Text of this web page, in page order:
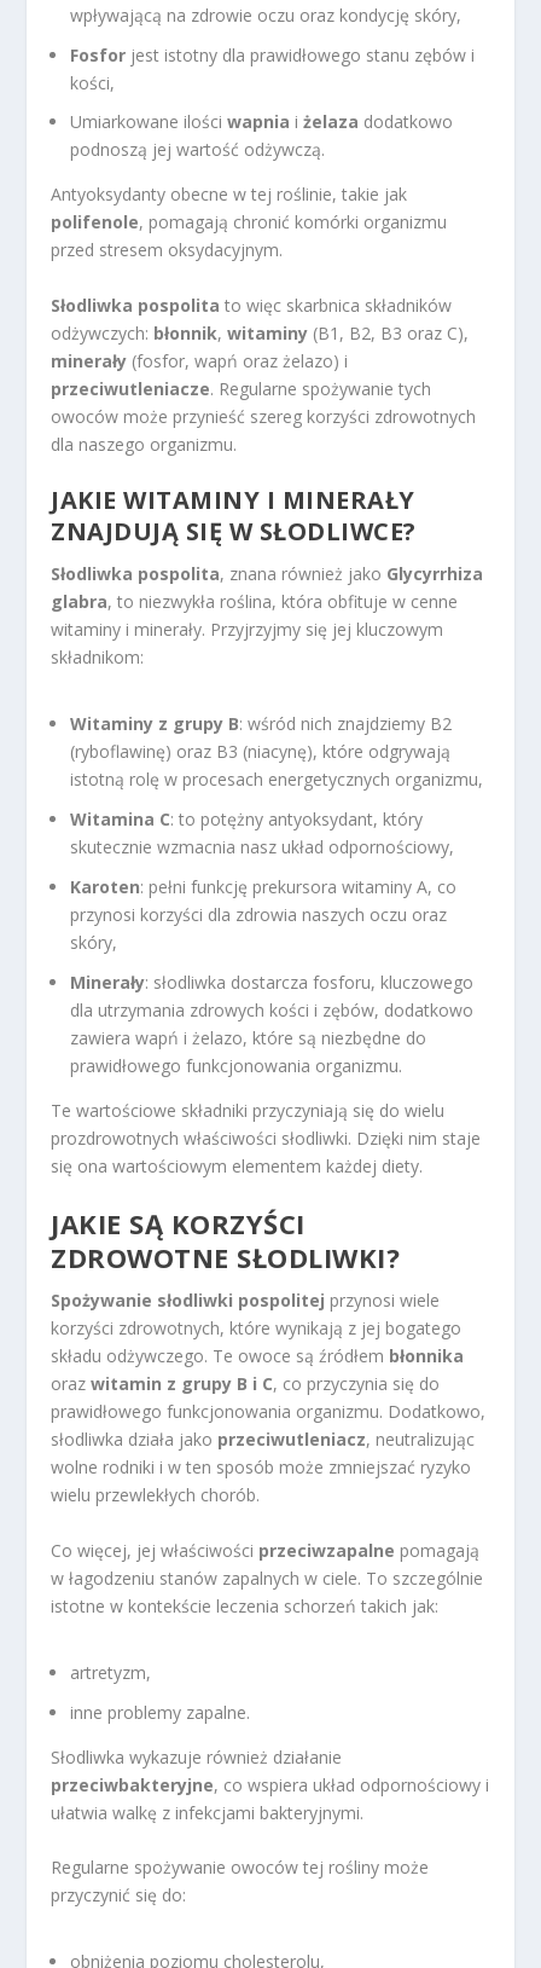
wpływającą na zdrowie oczu oraz kondycję skóry,
Fosfor jest istotny dla prawidłowego stanu zębów i
kości,
Umiarkowane ilościwapnia iżelaza dodatkowo
podnoszą jej wartość odżywczą.
Antyoksydanty obecne w tej roślinie, takie jak
polifenole, pomagają chronić komórki organizmu
przed stresem oksydacyjnym.
Słodliwka pospolita to więc skarbnica składników
odżywczych: błonnik,witaminy (B1, B2, B3 oraz C),
minerały (fosfor, wapń oraz żelazo) i
przeciwutleniacze. Regularne spożywanie tych
owoców może przynieść szereg korzyści zdrowotnych
dla naszego organizmu.
JAKIEWITAMINY I MINERAŁY
ZNAJDUJĄ SIĘ W SŁODLIWCE?
Słodliwka pospolita, znana również jako Glycyrrhiza
glabra, to niezwykła roślina, która obfituje w cenne
witaminy i minerały. Przyjrzyjmy się jej kluczowym
składnikom:
Witaminy z grupy B: wśród nich znajdziemy B2
(ryboflawinę) oraz B3 (niacynę), które odgrywają
istotną rolę w procesach energetycznych organizmu,
Witamina C: to potężny antyoksydant, który
skutecznie wzmacnia nasz układ odpornościowy,
Karoten: pełni funkcję prekursora witaminy A, co
przynosi korzyści dla zdrowia naszych oczu oraz
skóry,
Minerały: słodliwka dostarcza fosforu, kluczowego
dla utrzymania zdrowych kości i zębów, dodatkowo
zawiera wapń i żelazo, które są niezbędne do
prawidłowego funkcjonowania organizmu.
Te wartościowe składniki przyczyniają się do wielu
prozdrowotnych właściwości słodliwki. Dzięki nim staje
się ona wartościowym elementem każdej diety.
JAKIE SĄ KORZYŚCI
ZDROWOTNE SŁODLIWKI?
Spożywanie słodliwki pospolitej przynosi wiele
korzyści zdrowotnych, które wynikają z jej bogatego
składu odżywczego. Te owoce są źródłem błonnika
orazwitamin z grupy B i C, co przyczynia się do
prawidłowego funkcjonowania organizmu. Dodatkowo,
słodliwka działa jako przeciwutleniacz, neutralizując
wolne rodniki i w ten sposób może zmniejszać ryzyko
wielu przewlekłych chorób.
Co więcej, jej właściwości przeciwzapalne pomagają
w łagodzeniu stanów zapalnych w ciele. To szczególnie
istotne w kontekście leczenia schorzeń takich jak:
artretyzm,
inne problemy zapalne.
Słodliwka wykazuje również działanie
przeciwbakteryjne, co wspiera układ odpornościowy i
ułatwia walkę z infekcjami bakteryjnymi.
Regularne spożywanie owoców tej rośliny może
przyczynić się do:
obniżenia poziomu cholesterolu,